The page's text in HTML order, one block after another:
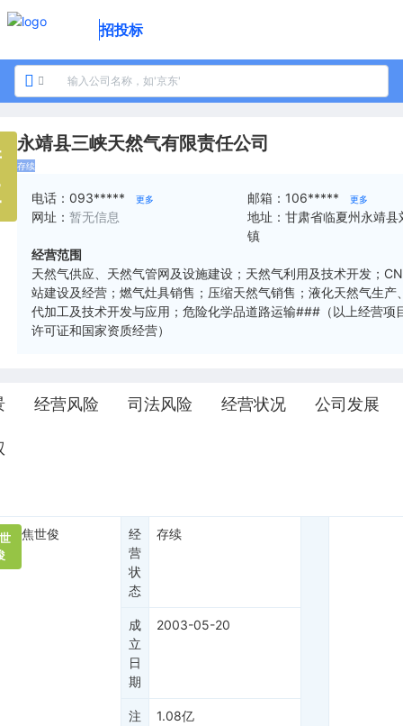
招投标
永靖县三峡天然气有限责任公司
存续
电话：093***** 更多 邮箱： 106***** 更多
网址：暂无信息 地址： 甘肃省临夏州永靖县
镇
经营范围
天然气供应、天然气管网及设施建设；天然气利用及技术开发；
站建设及经营；燃气灶具销售；压缩天然气销售；液化天然气生产
代加工及技术开发与应用；危险化学品道路运输###（以上经营项
许可证和国家资质经营）
经营风险 司法风险 经营状况 公司发展
焦世俊
经
营
状
态
存续
成
立
日
期
2003-05-20
注
1.08亿